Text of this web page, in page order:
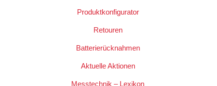
Produktkonfigurator
Retouren
Batterierücknahmen
Aktuelle Aktionen
Messtechnik – Lexikon